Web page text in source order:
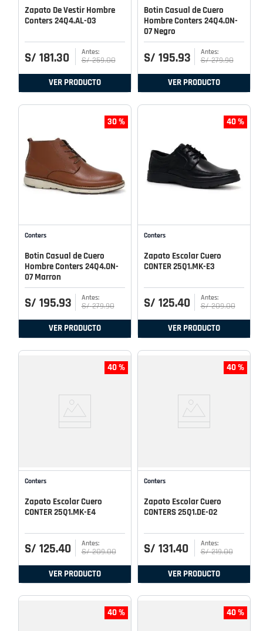
Zapato De Vestir Hombre
Conters 24Q4.AL-03
S/ 181.30 S/ 259.00
VER PRODUCTO
Botin Casual de Cuero
Hombre Conters 24Q4.ON-
07 Negro
S/ 195.93 S/ 279.90
VER PRODUCTO
30 %
Conters
Botin Casual de Cuero
Hombre Conters 24Q4.ON-
07 Marron
S/ 195.93 S/ 279.90
VER PRODUCTO
40 %
Conters
Zapato Escolar Cuero
CONTER 25Q1.MK-E3
S/ 125.40 S/ 209.00
VER PRODUCTO
40 %
Conters
Zapato Escolar Cuero
CONTER 25Q1.MK-E4
S/ 125.40 S/ 209.00
VER PRODUCTO
40 %
Conters
Zapato Escolar Cuero
CONTERS 25Q1.DE-02
S/ 131.40 S/ 219.00
VER PRODUCTO
40 % 40 %